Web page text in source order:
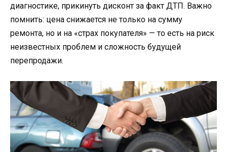
диагностике, прикинуть дисконт за факт ДТП. Важно
помнить: цена снижается не только на сумму
ремонта, но и на «страх покупателя» — то есть на риск
неизвестных проблем и сложность будущей
перепродажи.